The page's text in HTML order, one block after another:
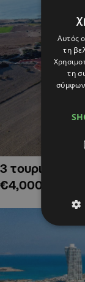
3 τουριστικά
€4,000,000
Αυτός
τη
τη